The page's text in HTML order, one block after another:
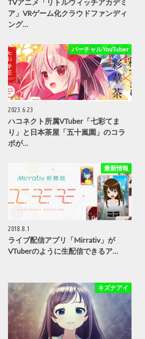
TVアニメ「リトルウィッチアカデミ
ア」VRゲーム化クラウドファンディ
ング…
バーチャルYouTuber
2023.6.23
ハコネクト所属VTuber「七彩てま
り」と日本茶屋「五十嵐園」のコラ
ボが…
最新情報
2018.8.1
ライブ配信アプリ「Mirrativ」が
VTuberのように生配信できるア…
キズナアイ